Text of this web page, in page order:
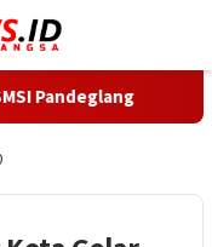
Ardi Irawan